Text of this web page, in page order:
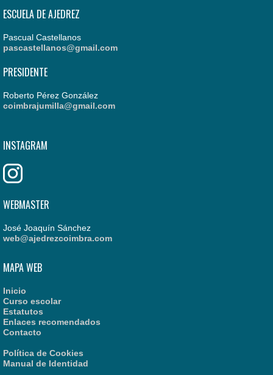
ESCUELA DE AJEDREZ
Pascual Castellanos
pascastellanos@gmail.com
PRESIDENTE
Roberto Pérez González
coimbrajumilla@gmail.com
INSTAGRAM
WEBMASTER
José Joaquín Sánchez
web@ajedrezcoimbra.com
MAPA WEB
Inicio
Curso escolar
Estatutos
Enlaces recomendados
Contacto
Política de Cookies
Manual de Identidad